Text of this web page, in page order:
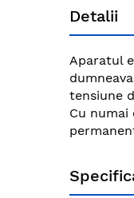
the
beginning
the
images
gallery
Detalii
Aparatul
tensiune
Cu